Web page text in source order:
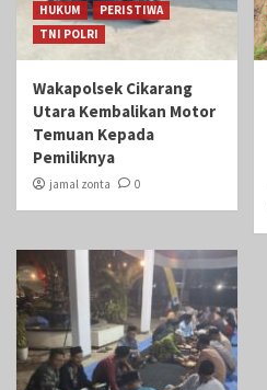
HUKUM
PERISTIWA
TNI POLRI
Wakapolsek Cikarang
Utara Kembalikan Motor
Temuan Kepada
Pemiliknya
jamal zonta 0